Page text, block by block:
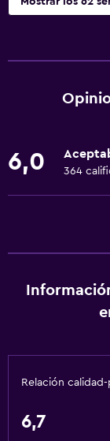
Wifi gratis
Ropa de cama
Champú
Alarma de humo
Aire
Papeleras
6,0 364
Relación
6,7